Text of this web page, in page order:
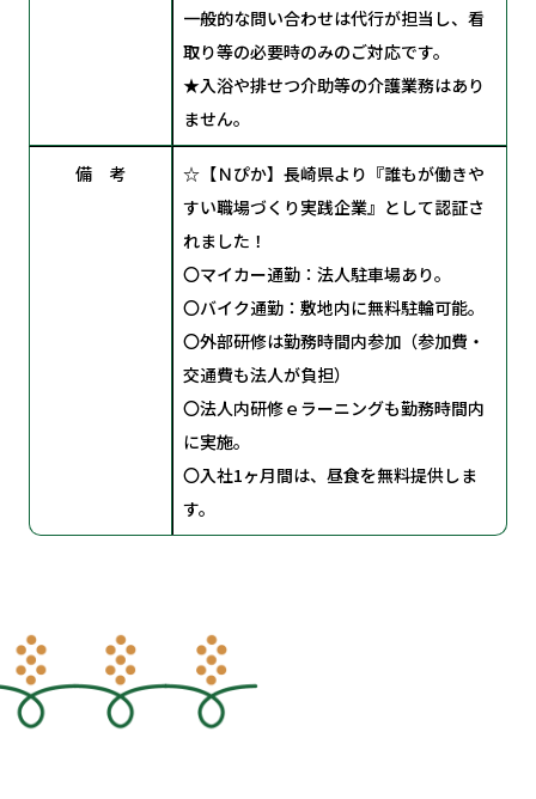
一般的な問い合わせは代行が担当し、看
取り等の必要時のみのご対応です。
★入浴や排せつ介助等の介護業務はあり
ません。
備 考
☆【Ｎぴか】長崎県より『誰もが働きや
すい職場づくり実践企業』として認証さ
れました！
〇マイカー通勤：法人駐車場あり。
〇バイク通勤：敷地内に無料駐輪可能。
〇外部研修は勤務時間内参加（参加費・
交通費も法人が負担）
〇法人内研修ｅラーニングも勤務時間内
に実施。
〇入社1ヶ月間は、昼食を無料提供しま
す。